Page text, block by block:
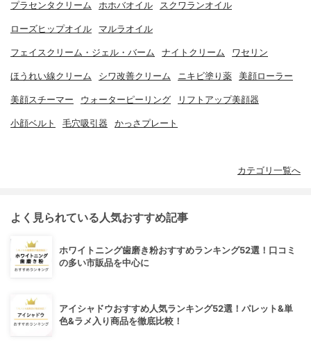
プラセンタクリーム ホホバオイル スクワランオイル
ローズヒップオイル マルラオイル
フェイスクリーム・ジェル・バーム ナイトクリーム ワセリン
ほうれい線クリーム シワ改善クリーム ニキビ塗り薬 美顔ローラー
美顔スチーマー ウォーターピーリング リフトアップ美顔器
小顔ベルト 毛穴吸引器 かっさプレート
カテゴリ一覧へ
よく見られている人気おすすめ記事
ホワイトニング歯磨き粉おすすめランキング52選！口コミ
の多い市販品を中心に
アイシャドウおすすめ人気ランキング52選！パレット&単
色&ラメ入り商品を徹底比較！